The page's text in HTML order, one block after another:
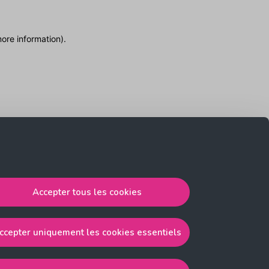
Accepter tous les cookies
uniquement les cookies essentiels
information).